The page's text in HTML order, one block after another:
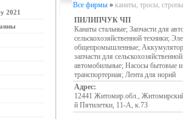
2021
Все фирмы » канаты, тросы,
ПИЛИПЧУК ЧП
Канаты стальные; Запчасти для
сельскохозяйственной техники;
общепромышленные;
запчасти для
автомобильные; Насосы бытовые
транспортерная; Лента для норий
Адрес:
12441 Житомир.обл.,
й Пятилетки, 11-А, к.73